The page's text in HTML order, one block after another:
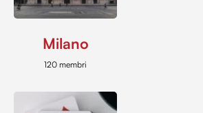
Milano
120 membri